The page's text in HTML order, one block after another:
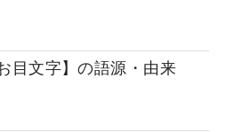
目文字】の語源・由来